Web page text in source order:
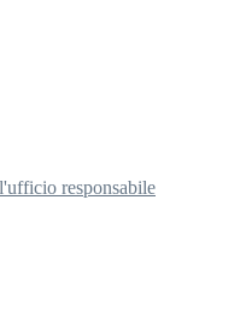
responsabile